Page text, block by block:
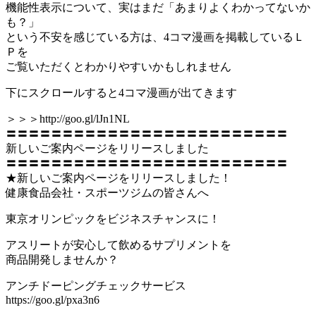
機能性表示について、実はまだ「あまりよくわかってないか
も？」
という不安を感じている方は、4コマ漫画を掲載しているＬ
Ｐを
ご覧いただくとわかりやすいかもしれません
下にスクロールすると4コマ漫画が出てきます
＞＞＞http://goo.gl/lJn1NL
〓〓〓〓〓〓〓〓〓〓〓〓〓〓〓〓〓〓〓〓〓〓〓〓〓
新しいご案内ページをリリースしました
〓〓〓〓〓〓〓〓〓〓〓〓〓〓〓〓〓〓〓〓〓〓〓〓〓
★新しいご案内ページをリリースしました！
健康食品会社・スポーツジムの皆さんへ
東京オリンピックをビジネスチャンスに！
アスリートが安心して飲めるサプリメントを
商品開発しませんか？
アンチドーピングチェックサービス
https://goo.gl/pxa3n6